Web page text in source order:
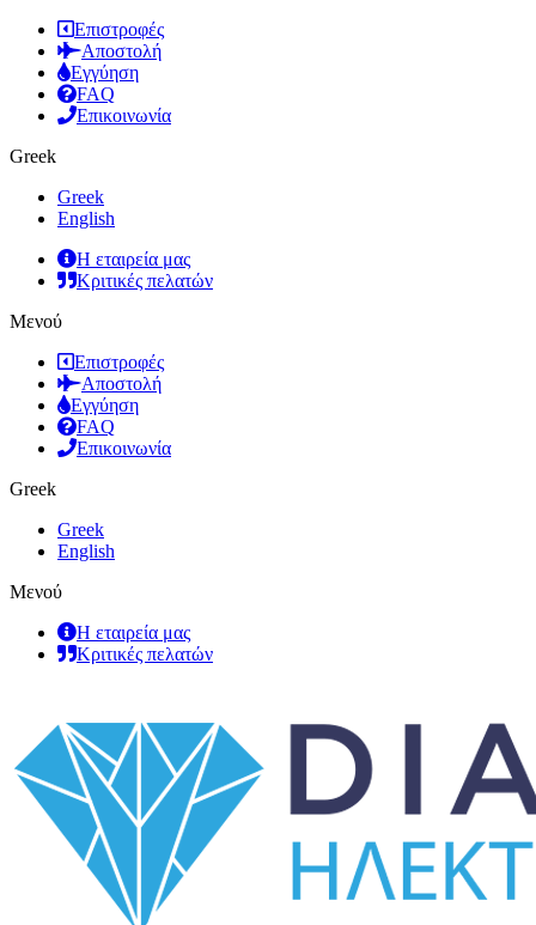
Επιστροφές
Αποστολή
Εγγύηση
FAQ
Επικοινωνία
Greek
Greek
English
Η εταιρεία μας
Κριτικές πελατών
Μενού
Επιστροφές
Αποστολή
Εγγύηση
FAQ
Επικοινωνία
Greek
Greek
English
Μενού
Η εταιρεία μας
Κριτικές πελατών